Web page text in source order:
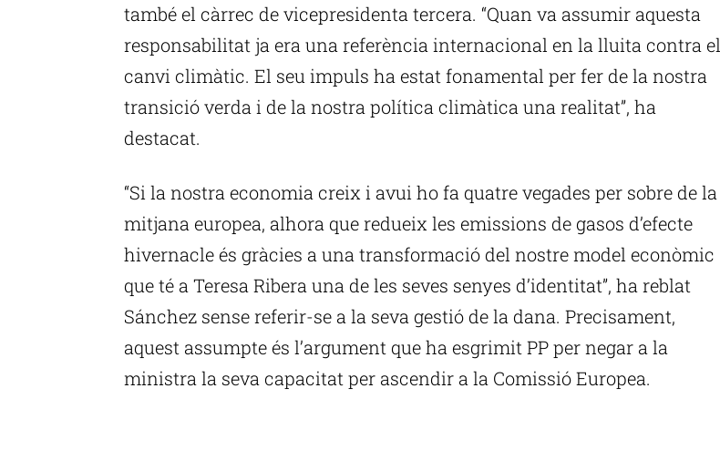
també el càrrec de vicepresidenta tercera. “Quan va assumir aquesta
responsabilitat ja era una referència internacional en la lluita contra el
canvi climàtic. El seu impuls ha estat fonamental per fer de la nostra
transició verda i de la nostra política climàtica una realitat”, ha
destacat.
“Si la nostra economia creix i avui ho fa quatre vegades per sobre de la
mitjana europea, alhora que redueix les emissions de gasos d’efecte
hivernacle és gràcies a una transformació del nostre model econòmic
que té a Teresa Ribera una de les seves senyes d’identitat”, ha reblat
Sánchez sense referir-se a la seva gestió de la dana. Precisament,
aquest assumpte és l’argument que ha esgrimit PP per negar a la
ministra la seva capacitat per ascendir a la Comissió Europea.